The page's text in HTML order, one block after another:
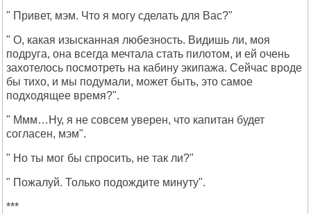
" Привет, мэм. Что я могу сделать для Вас?"
" О, какая изысканная любезность. Видишь ли, моя
подруга, она всегда мечтала стать пилотом, и ей очень
захотелось посмотреть на кабину экипажа. Сейчас вроде
бы тихо, и мы подумали, может быть, это самое
подходящее время?".
" Ммм…Ну, я не совсем уверен, что капитан будет
согласен, мэм".
" Но ты мог бы спросить, не так ли?"
" Пожалуй. Только подождите минуту".
***